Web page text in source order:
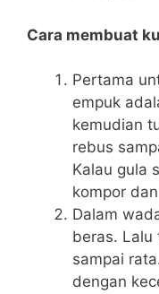
Cara membuat
Pertama
empuk
kemudian
rebus
Kalau gula
kompor
Dalam
beras. Lalu
sampai
dengan